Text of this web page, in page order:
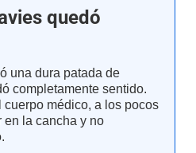
quedó
una dura patada de
completamente sentido.
médico, a los pocos
en la cancha y no